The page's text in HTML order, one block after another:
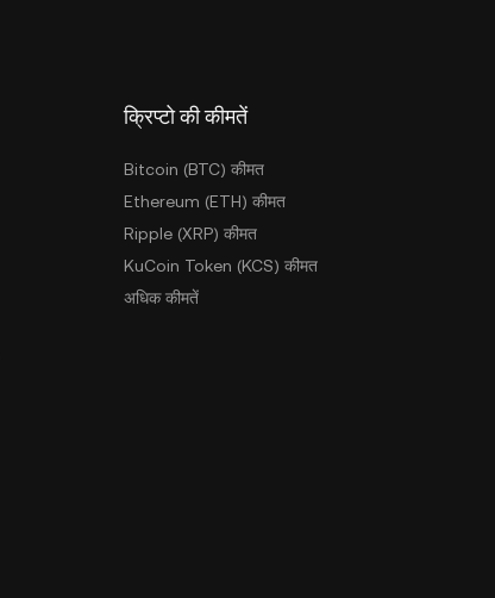
क्रिप्टो की कीमतें
Bitcoin (BTC) कीमत
Ethereum (ETH) कीमत
Ripple (XRP) कीमत
KuCoin Token (KCS) कीमत
अधिक कीमतें